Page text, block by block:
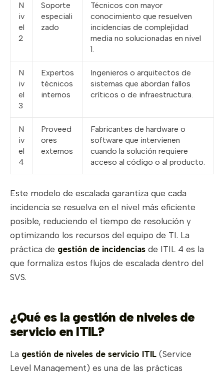
N
iv
el
2
Soporte
especiali
zado
Técnicos con mayor
conocimiento que resuelven
incidencias de complejidad
media no solucionadas en nivel
1.
N
iv
el
3
Expertos
técnicos
internos
Ingenieros o arquitectos de
sistemas que abordan fallos
críticos o de infraestructura.
N
iv
el
4
Proveed
ores
externos
Fabricantes de hardware o
software que intervienen
cuando la solución requiere
acceso al código o al producto.
Este modelo de escalada garantiza que cada
incidencia se resuelva en el nivel más eficiente
posible, reduciendo el tiempo de resolución y
optimizando los recursos del equipo de TI. La
práctica de gestión de incidencias de ITIL 4 es la
que formaliza estos flujos de escalada dentro del
SVS.
¿Qué es la gestión de niveles de
servicio en ITIL?
La gestión de niveles de servicio ITIL (Service
Level Management) es una de las prácticas